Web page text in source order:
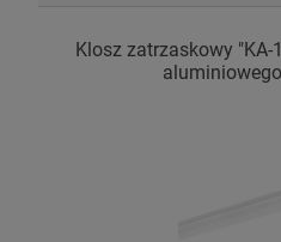
Klosz zatrzaskowy